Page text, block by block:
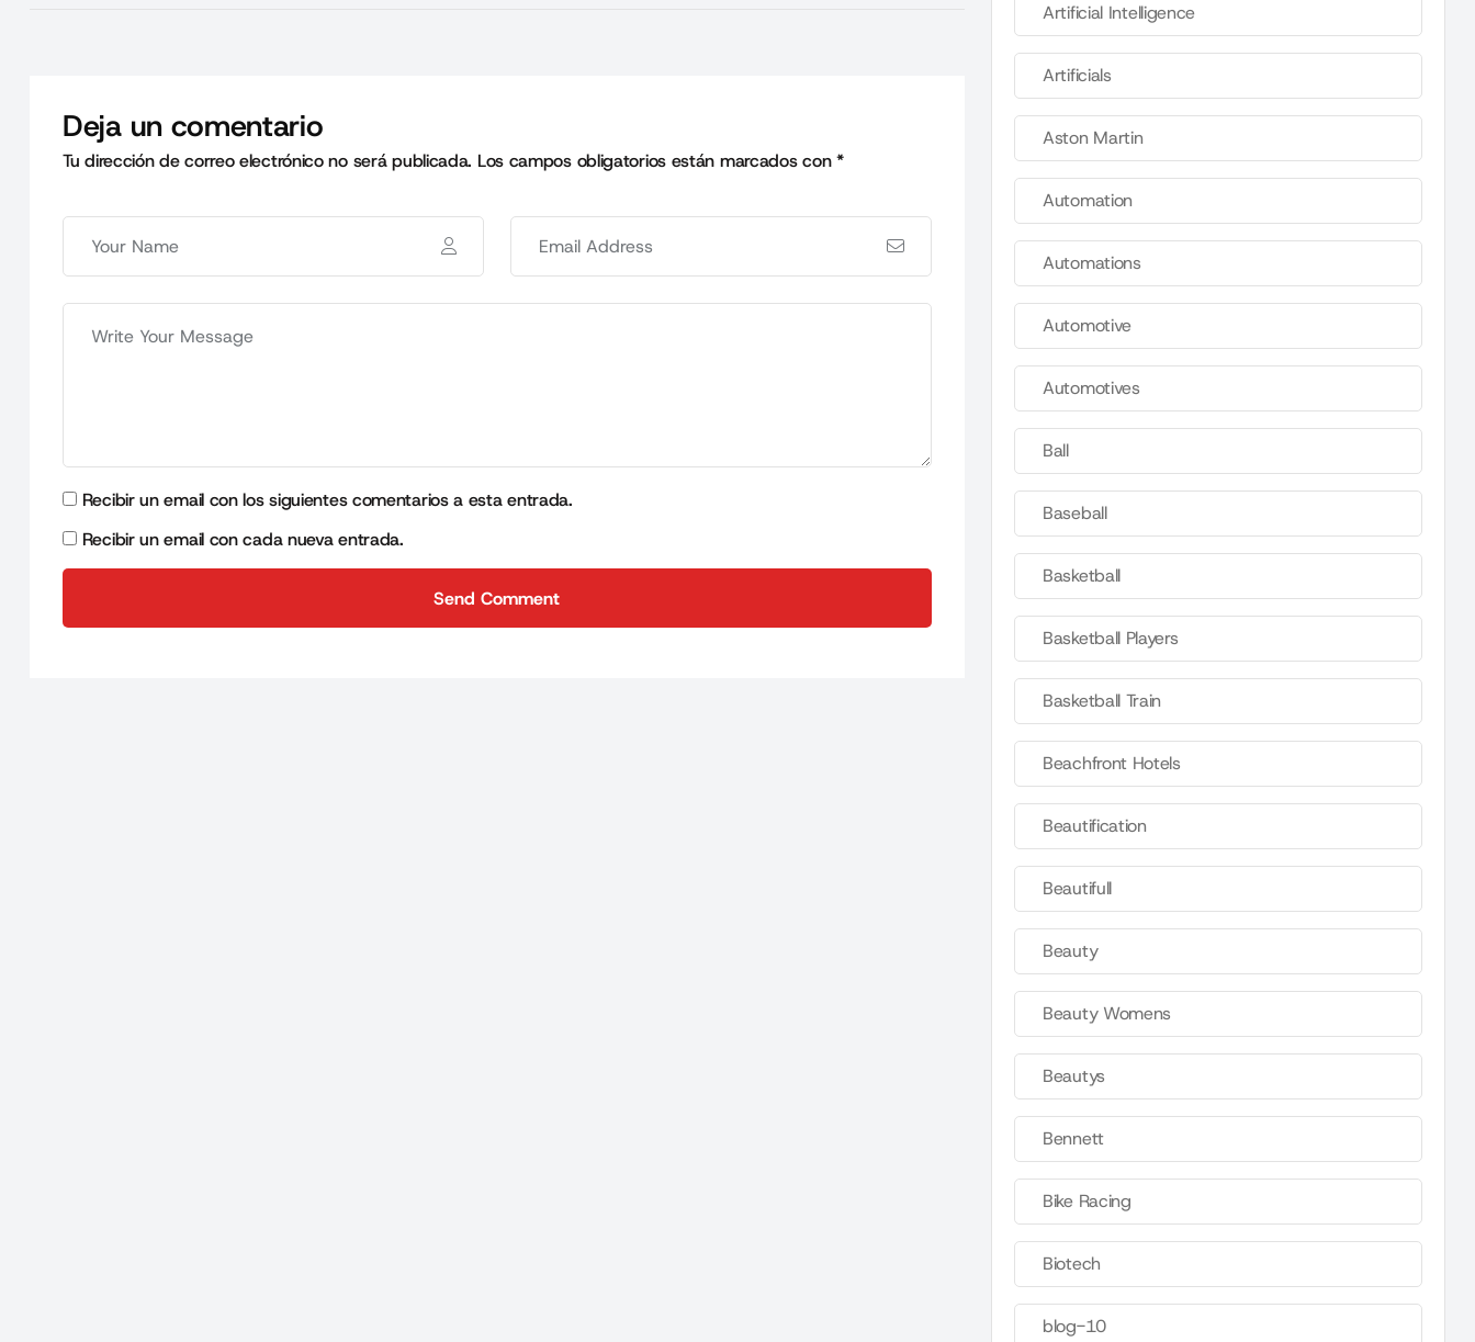
Deja un comentario
Tu dirección de correo electrónico no será publicada. Los campos obligatorios están marcados con*
Recibir un email con los siguientes comentarios a esta entrada.
Recibir un email con cada nueva entrada.
Send Comment
Artificial Intelligence
Artificials
Aston Martin
Automation
Automations
Automotive
Automotives
Ball
Baseball
Basketball
Basketball Players
Basketball Train
Beachfront Hotels
Beautification
Beautifull
Beauty
Beauty Womens
Beautys
Bennett
Bike Racing
Biotech
blog-10